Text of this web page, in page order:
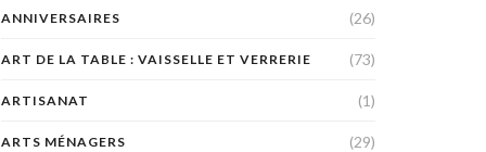
ANNIVERSAIRES (26)
ART DE LA TABLE : VAISSELLE ET VERRERIE (73)
ARTISANAT (1)
ARTS MÉNAGERS (29)